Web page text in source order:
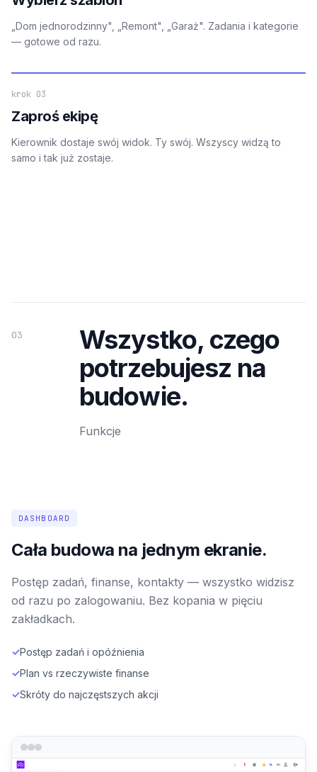
„Dom jednorodzinny", „Remont", „Garaż". Zadania i kategorie
— gotowe od razu.
krok 03
Zaproś ekipę
Kierownik dostaje swój widok. Ty swój. Wszyscy widzą to
samo i tak już zostaje.
03
Wszystko, czego
potrzebujesz na
budowie.
Funkcje
DASHBOARD
Cała budowa na jednym ekranie.
Postęp zadań, finanse, kontakty — wszystko widzisz
od razu po zalogowaniu. Bez kopania w pięciu
zakładkach.
✓Postęp zadań i opóźnienia
✓Plan vs rzeczywiste finanse
✓Skróty do najczęstszych akcji